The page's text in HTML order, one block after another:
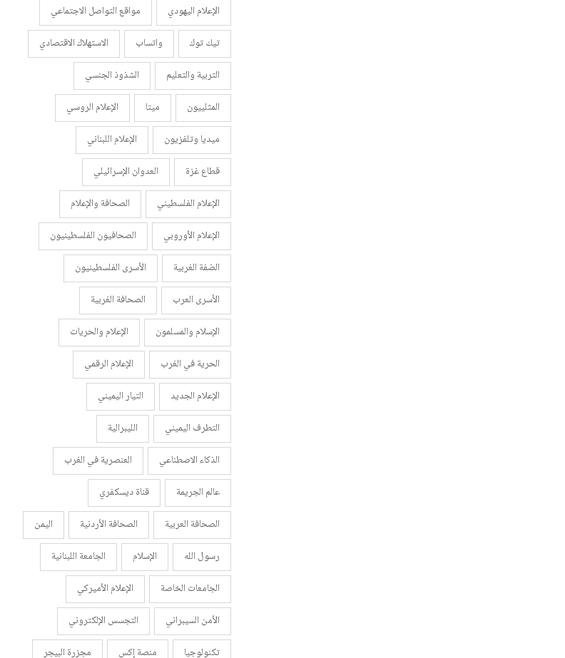
الإعلام اليهودي
مواقع التواصل الاجتماعي
تيك توك
واتساب
الاستهلاك الاقتصادي
التربية والتعليم
الشذوذ الجنسي
المثلييون
ميتا
الإعلام الروسي
ميديا وتلفزيون
الإعلام اللبناني
قطاع غزة
العدوان الإسرائيلي
الإعلام الفلسطيني
الصحافة والإعلام
الإعلام الأوروبي
الصحافيون الفلسطينيون
الضفة الغربية
الأسرى الفلسطينيون
الأسرى العرب
الصحافة الغربية
الإسلام والمسلمون
الإعلام والحريات
الحرية في الغرب
الإعلام الرقمي
الإعلام الجديد
التيار اليميني
التطرف اليميني
الليبرالية
الذكاء الاصطناعي
العنصرية في الغرب
عالم الجريمة
قناة ديسكفري
الصحافة العربية
الصحافة الأردنية
اليمن
رسول الله
الإسلام
الجامعة اللبنانية
الجامعات الخاصة
الإعلام الأميركي
الأمن السيبراني
التجسس الإلكتروني
تكنولوجيا
منصة إكس مجزرة البيجر